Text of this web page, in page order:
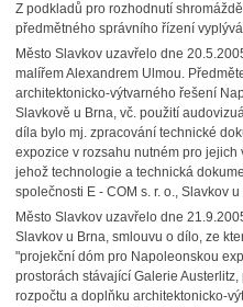
Z podkladů pro rozhodnutí
předmětného správního řízení
Město Slavkov uzavřelo dne
malířem Alexandrem Ulmou.
architektonicko-výtvarného řešení
Slavkově u Brna, vč. použití
díla bylo mj. zpracování technické
expozice v rozsahu nutném pro
jehož technologie a technická
společnosti E - COM s. r. o., Slavkov u
Město Slavkov uzavřelo dne
Slavkov u Brna, smlouvu o dílo, ze
"projekční dóm pro Napoleonskou
prostorách stávající Galerie
rozpočtu a doplňku architektonicko-